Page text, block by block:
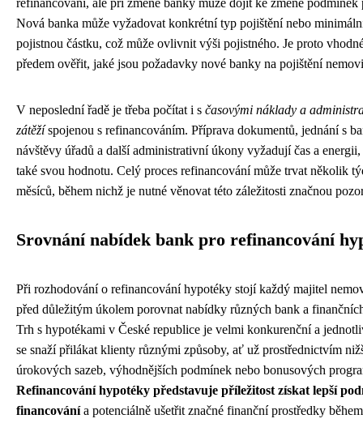
refinancování, ale při změně banky může dojít ke změně podmínek
Nová banka může vyžadovat konkrétní typ pojištění nebo
pojistnou částku, což může ovlivnit výši pojistného. Je proto
předem ověřit, jaké jsou požadavky nové banky na pojištění
V neposlední řadě je třeba počítat i s časovými náklady a
zátěžíspojenou s refinancováním. Příprava dokumentů, jednání s
návštěvy úřadů a další administrativní úkony vyžadují čas a energii,
také svou hodnotu. Celý proces refinancování může trvat několik
měsíců, během nichž je nutné věnovat této záležitosti značnou
Srovnání nabídek bank pro refinancování
Při rozhodování o refinancování hypotéky stojí každý majitel
před důležitým úkolem porovnat nabídky různých bank a
Trh s hypotékami v České republice je velmi konkurenční a
se snaží přilákat klienty různými způsoby, ať už prostřednictvím
úrokových sazeb, výhodnějších podmínek nebo bonusových
Refinancování hypotéky představuje příležitost získat lepší
financovánía potenciálně ušetřit značné finanční prostředky